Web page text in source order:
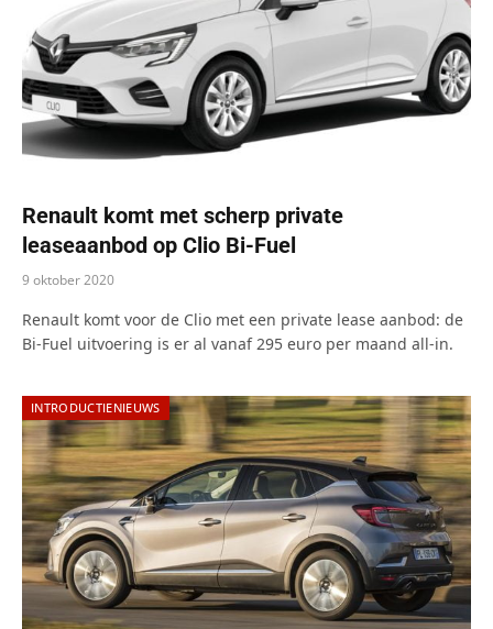
Renault komt met scherp private
leaseaanbod op Clio Bi-Fuel
9 oktober 2020
Renault komt voor de Clio met een private lease aanbod: de
Bi-Fuel uitvoering is er al vanaf 295 euro per maand all-in.
INTRODUCTIENIEUWS